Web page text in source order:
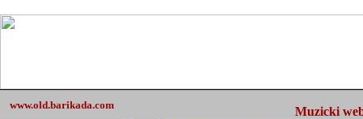
www.old.barikada.com Muzicki